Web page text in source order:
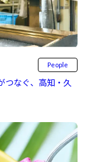
People
つなぐ、高知・久